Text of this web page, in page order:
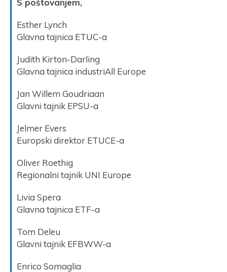
Esther Lynch
Glavna tajnica ETUC-a
Judith Kirton-Darling
Glavna tajnica industriAll Europe
Jan Willem Goudriaan
Glavni tajnik EPSU-a
Jelmer Evers
Europski direktor ETUCE-a
Oliver Roethig
Regionalni tajnik UNI Europe
Livia Spera
Glavna tajnica ETF-a
Tom Deleu
Glavni tajnik EFBWW-a
Enrico Somaglia